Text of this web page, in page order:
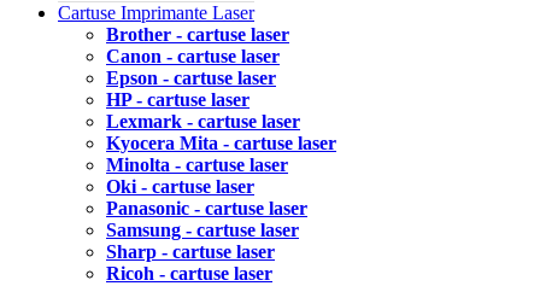
Cartuse Imprimante Laser
Brother - cartuse laser
Canon - cartuse laser
Epson - cartuse laser
HP - cartuse laser
Lexmark - cartuse laser
Kyocera Mita - cartuse laser
Minolta - cartuse laser
Oki - cartuse laser
Panasonic - cartuse laser
Samsung - cartuse laser
Sharp - cartuse laser
Ricoh - cartuse laser